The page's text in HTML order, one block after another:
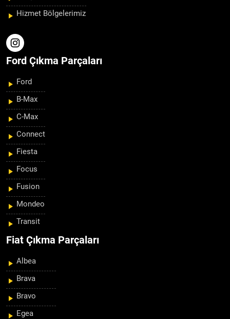
Hizmet Bölgelerimiz
Ford Çıkma Parçaları
Ford
B-Max
C-Max
Connect
Fiesta
Focus
Fusion
Mondeo
Transit
Fiat Çıkma Parçaları
Albea
Brava
Bravo
Egea